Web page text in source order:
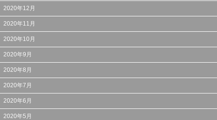
2020年12月
2020年11月
2020年10月
2020年9月
2020年8月
2020年7月
2020年6月
2020年5月